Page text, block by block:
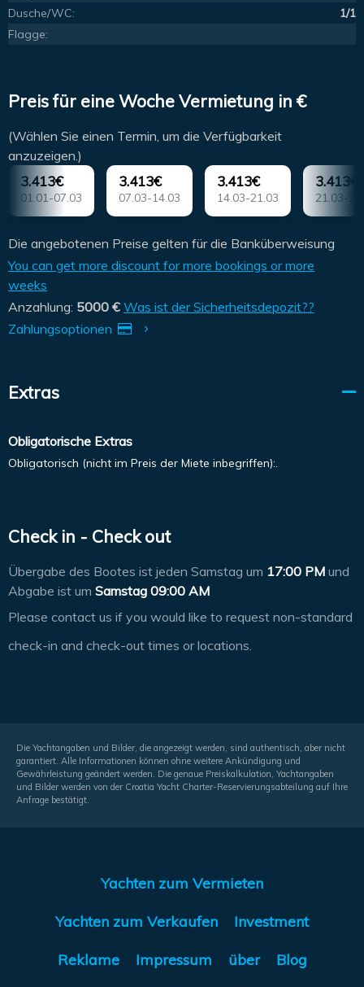
Dusche/WC:
1/1
Flagge:
Preis für eine Woche Vermietung in €
(Wählen Sie einen Termin, um die Verfügbarkeit
anzuzeigen.)
3.413€
01.01-07.03
3.413€
07.03-14.03
3.413€
14.03-21.03
3.413€
21.03-
Die angebotenen Preise gelten für die Banküberweisung
You can get more discount for more bookings or more
weeks
Anzahlung: 5000 € Was ist der Sicherheitsdepozit??
Zahlungsoptionen
Extras
Obligatorische Extras
Obligatorisch (nicht im Preis der Miete inbegriffen):.
Check in - Check out
Übergabe des Bootes ist jeden Samstag um 17:00 PM und
Abgabe ist um Samstag 09:00 AM
Please contact us if you would like to request non-standard
check-in and check-out times or locations.
Die Yachtangaben und Bilder, die angezeigt werden, sind authentisch, aber nicht
garantiert. Alle Informationen können ohne weitere Ankündigung und
Gewährleistung geändert werden. Die genaue Preiskalkulation, Yachtangaben
und Bilder werden von der Croatia Yacht Charter-Reservierungsabteilung auf Ihre
Anfrage bestätigt.
Yachten zum Vermieten
Yachten zum Verkaufen Investment
Reklame Impressum über Blog